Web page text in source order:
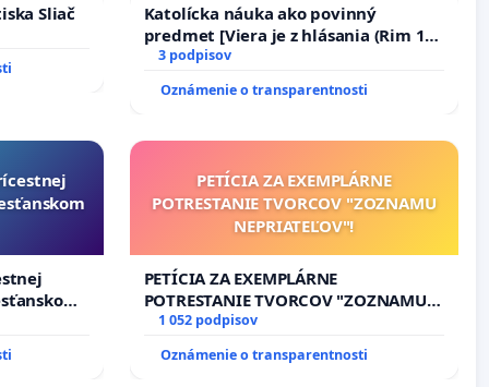
Sliač
Katolícka náuka ako povinný
predmet [Viera je z hlásania (Rim 10,
17)]
3 podpisov
Oznámenie o transparentnosti
PETÍCIA ZA EXEMPLÁRNE
POTRESTANIE TVORCOV "ZOZNAMU
NEPRIATEĽOV"!
PETÍCIA ZA EXEMPLÁRNE
POTRESTANIE TVORCOV "ZOZNAMU
NEPRIATEĽOV"!
1 052 podpisov
Oznámenie o transparentnosti